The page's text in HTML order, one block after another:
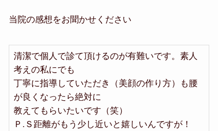
当院の感想をお聞かせください
清潔で個人で診て頂けるのが有難いです。素人
考えの私にでも
丁寧に指導していただき（美顔の作り方）も腰
が良くなったら絶対に
教えてもらいたいです（笑）
Ｐ.Ｓ距離がもう少し近いと嬉しいんですが！